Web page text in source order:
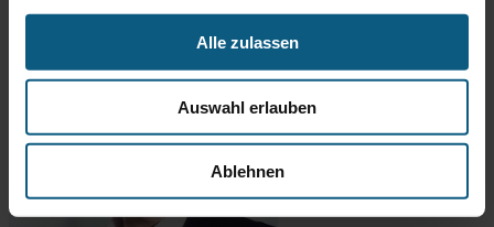
Alle zulassen
Auswahl erlauben
Ablehnen